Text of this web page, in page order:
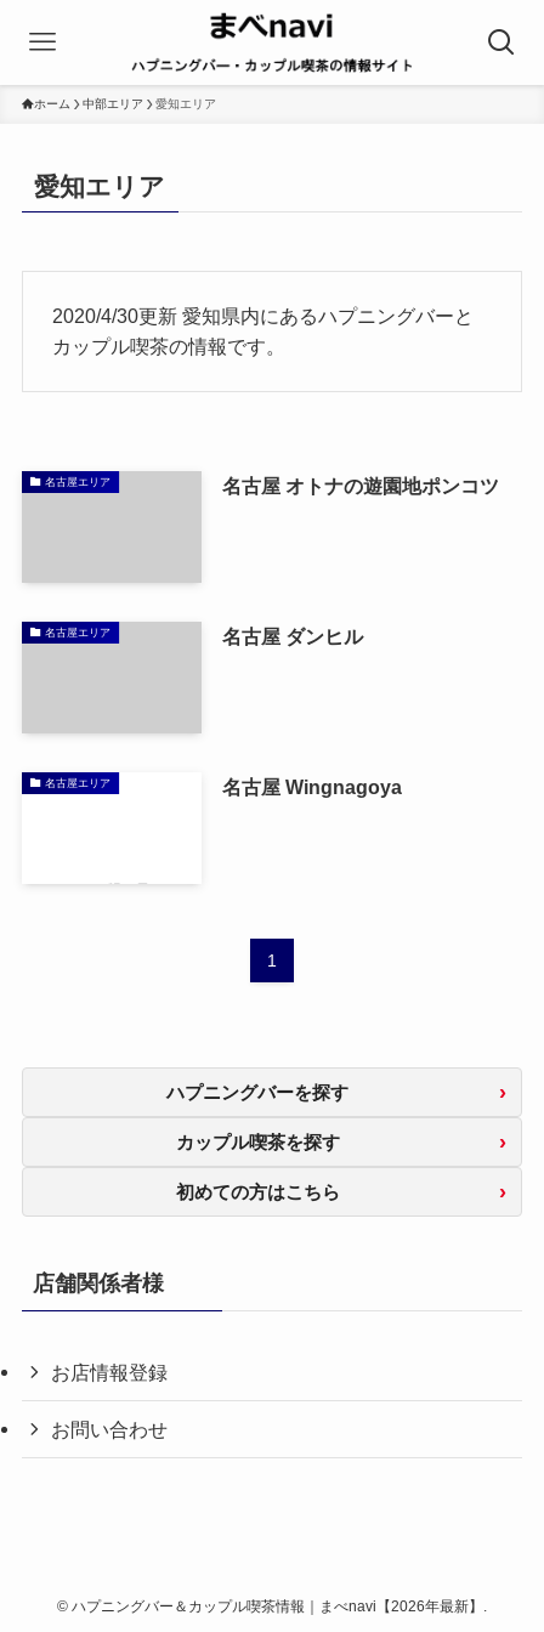
ホーム 中部エリア 愛知エリア
愛知エリア
2020/4/30更新 愛知県内にあるハプニングバーと
カップル喫茶の情報です。
名古屋エリア 名古屋 オトナの遊園地ポンコツ
名古屋エリア 名古屋 ダンヒル
名古屋エリア 名古屋 Wingnagoya
1
ハプニングバーを探す
カップル喫茶を探す
初めての方はこちら
店舗関係者様
お店情報登録
お問い合わせ
© ハプニングバー＆カップル喫茶情報｜まべnavi【2026年最新】.